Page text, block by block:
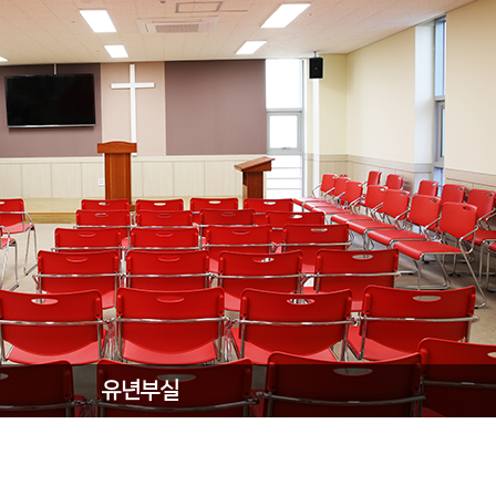
현관
유년부실